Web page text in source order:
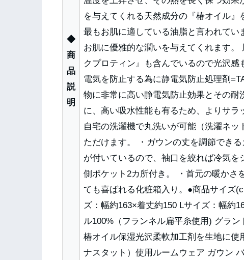
◆
商
品
説
明
を与えてくれる天然成分の『椿オイル
最もお肌に適している油脂と言われてい
お肌に優雅的な潤いを与えてくれます
クプロティン』も含んでいるので光沢
電気を防止する為に静電気防止処理剤
物に非常に高い静電気防止効果とその
に、高い吸水性能も有るため、よりサ
自宅の洗濯機で丸洗いが可能（洗濯ネ
ただけます。 ・ガウンの丈を調節でき
が付いているので、袖口を絞れば冷気
側ポケット2カ所付き。 ・首元の暖かさ
ても喜ばれる化粧箱入り。●商品サイズ
ズ：幅約163×着丈約150 Lサイズ：幅約
ル100%（フランネル扁平糸使用) グラ
椿オイル保湿光沢柔軟加工剤を生地に使
ナスタット）使用ルームウェア ガウン